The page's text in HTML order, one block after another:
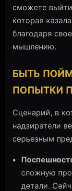
сможете
которая
благодаря
мышлению.
БЫТЬ
ПОПЫТКИ
Сценарий, в
надзиратели
серьезным
сложную
детали.